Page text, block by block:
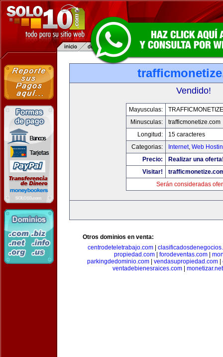
Vendido!
Mayusculas:
Minusculas:
trafficmonetize.com
Longitud:
15 caracteres
Categorias:
Internet, Web
Precio:
Realizar una
Visitar!
Serán consideradas
Otros dominios en venta:
centrodeteletrabajo.com
propiedad.com
forodeventas.com
parkingdedominio.com| vendasupropiedad.com|
ventadebienesraices.com
monetizar.net